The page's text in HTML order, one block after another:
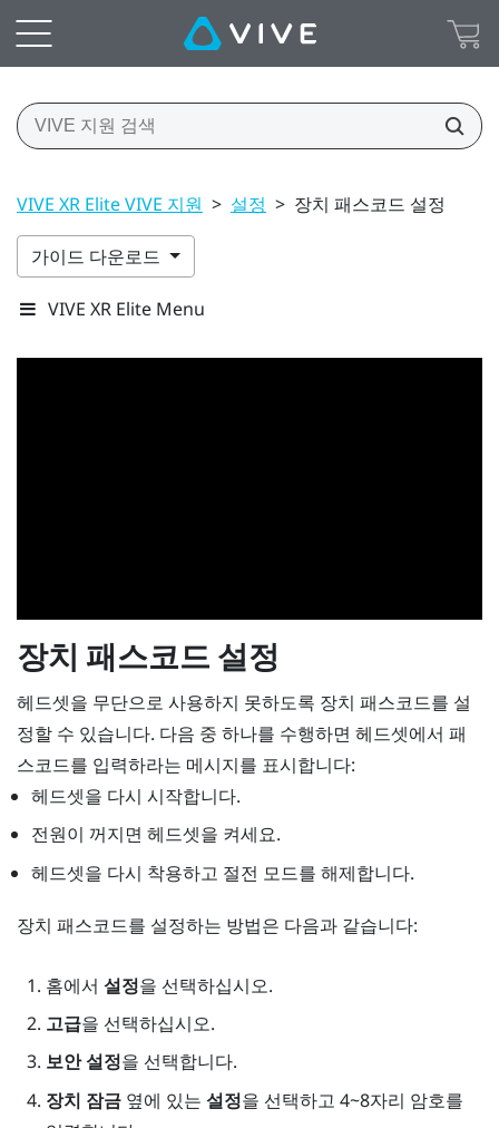
VIVE XR Elite VIVE 지원 > 설정 > 장치 패스코드 설정
가이드 다운로드
VIVE XR Elite Menu
장치 패스코드 설정
헤드셋을 무단으로 사용하지 못하도록 장치 패스코드를 설
정할 수 있습니다. 다음 중 하나를 수행하면 헤드셋에서 패
스코드를 입력하라는 메시지를 표시합니다:
헤드셋을 다시 시작합니다.
전원이 꺼지면 헤드셋을 켜세요.
헤드셋을 다시 착용하고 절전 모드를 해제합니다.
장치 패스코드를 설정하는 방법은 다음과 같습니다:
홈에서 설정을 선택하십시오.
고급을 선택하십시오.
보안 설정을 선택합니다.
장치 잠금옆에 있는 설정을 선택하고 4~8자리 암호를